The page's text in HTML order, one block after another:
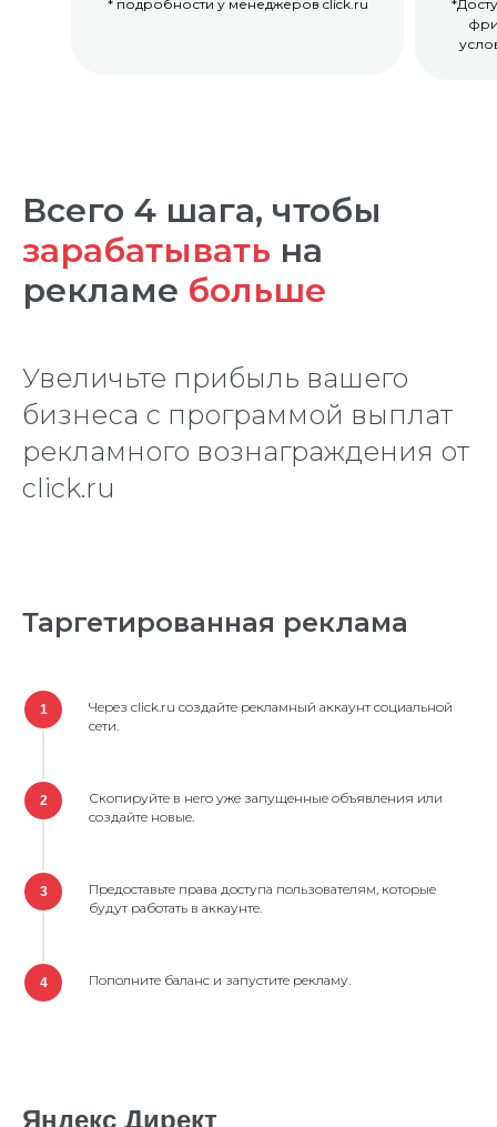
* подробности у менеджеров click.ru
Всего 4 шага, чтобы
зарабатывать на
рекламе больше
Увеличьте прибыль вашего
бизнеса с программой выплат
рекламного вознаграждения от
click.ru
Таргетированная реклама
1
Через click.ru создайте рекламный аккаунт социальной
сети.
2
Скопируйте в него уже запущенные объявления или
создайте новые.
3
Предоставьте права доступа пользователям, которые
будут работать в аккаунте.
4 Пополните баланс и запустите рекламу.
Яндекс Директ